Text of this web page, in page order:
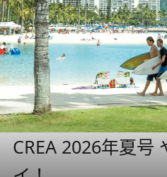
CREA 2026年夏号